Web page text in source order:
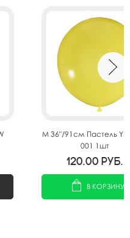
M 36"/91см Пастель
001 1шт
120.00 руб.
В КОРЗИНУ